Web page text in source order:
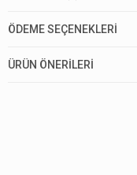
ÖDEME SEÇENEKLERI
ÜRÜN ÖNERILERI